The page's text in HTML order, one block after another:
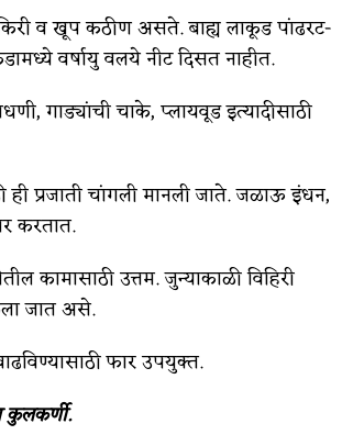
व खूप कठीण असते. बाह्य लाकूड पांढरट-
वर्षायु वलये नीट दिसत नाहीत.
गाड्यांची चाके, प्लायवूड इत्यादीसाठी
ही प्रजाती चांगली मानली जाते. जळाऊ इंधन,
करतात.
कामासाठी उत्तम. जुन्याकाळी विहिरी
जात असे.
फार उपयुक्त.